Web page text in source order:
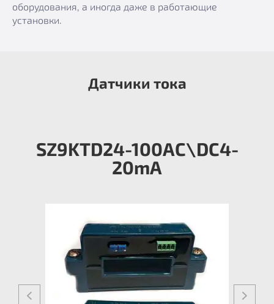
оборудования, а иногда даже в работающие
установки.
Датчики тока
SZ9KTD24-100AC\DC4-
20mA